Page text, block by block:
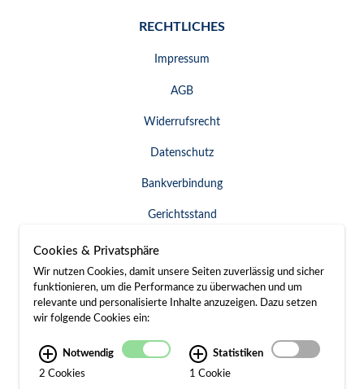
RECHTLICHES
Impressum
AGB
Widerrufsrecht
Datenschutz
Bankverbindung
Gerichtsstand
Widerruf erklären
SERVICE & KONTAKT
Besuch / Anfahrt
Kontakt
Cookies & Privatsphäre
Wir nutzen Cookies, damit unsere Seiten zuverlässig und sicher
funktionieren, um die Performance zu überwachen und um
relevante und personalisierte Inhalte anzuzeigen. Dazu setzen
wir folgende Cookies ein:
Notwendig
2 Cookies
Statistiken
1 Cookie